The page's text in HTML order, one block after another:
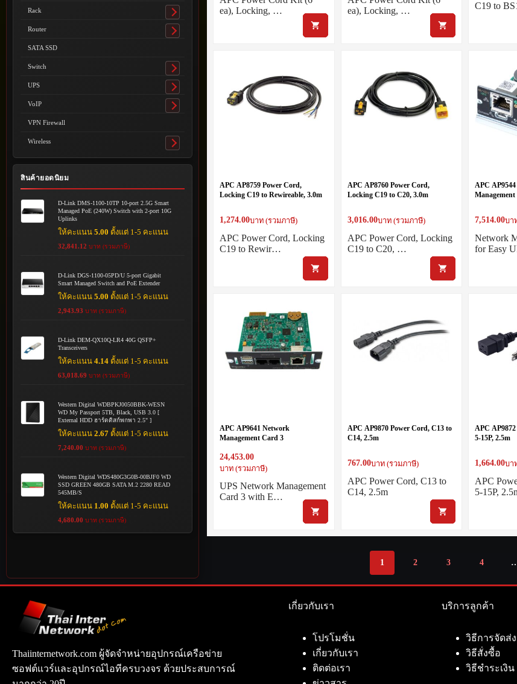
ea), Locking, …
ea), Locking, …
C19 to
APC AP8759 Power Cord,
Locking C19 to Rewireable, 3.0m
1,274.00บาท (รวมภาษี)
APC Power Cord, Locking
C19 to Rewir…
APC AP8760 Power Cord,
Locking C19 to C20, 3.0m
3,016.00บาท (รวมภาษี)
APC Power Cord, Locking
C19 to C20, …
APC
7,514.00บา
Network
for Easy
APC AP9641 Network
Management Card 3
24,453.00
บาท (รวมภาษี)
UPS Network Management
Card 3 with E…
APC AP9870 Power Cord, C13 to
C14, 2.5m
767.00บาท (รวมภาษี)
APC Power Cord, C13 to
C14, 2.5m
APC
5-15P, 2.5m
1,664.00บา
APC
5-15P,
1 2 3 4
Rack
Toggle
submenu
Router
Toggle
SATA SSD
Switch
Toggle
submenu
UPS
Toggle
submenu
VoIP
Toggle
VPN Firewall
Wireless
Toggle
submenu
สินค้ายอดนิยม
D-Link DMS-1100-10TP 10-port 2.5G Smart
Managed PoE (240W) Switch with 2-port 10G
Uplinks
ให้คะแนน5.00 ตั้งแต่ 1-5 คะแนน
32,841.12 บาท (รวมภาษี)
D-Link DGS-1100-05PD/U 5-port Gigabit
Smart Managed Switch and PoE Extender
ให้คะแนน5.00 ตั้งแต่ 1-5 คะแนน
2,943.93 บาท (รวมภาษี)
D-Link DEM-QX10Q-LR4 40G QSFP+
Transceivers
ให้คะแนน4.14 ตั้งแต่ 1-5 คะแนน
63,018.69 บาท (รวมภาษี)
Western Digital WDBPKJ0050BBK-WESN
WD My Passport 5TB, Black, USB 3.0 [
External HDD ฮาร์ดดิสก์พกพา 2.5" ]
ให้คะแนน2.67 ตั้งแต่ 1-5 คะแนน
7,240.00 บาท (รวมภาษี)
Western Digital WDS480G3G0B-00BJF0 WD
SSD GREEN 480GB SATA M.2 2280 READ
545MB/S
ให้คะแนน 1.00 ตั้งแต่ 1-5 คะแนน
4,680.00 บาท (รวมภาษี)
Thaiinternetwork.com ผู้จัดจำหน่ายอุปกรณ์เครือข่าย
ซอฟต์แวร์และอุปกรณ์ไอทีครบวงจร ด้วยประสบการณ์
เกี่ยวกับเรา
โปรโมชั่น
เกี่ยวกับเรา
ติดต่อเรา
บริการลูกค้า
วิธีการจัดส่
วิธีสั่งซื้อ
วิธีชำระเงิน